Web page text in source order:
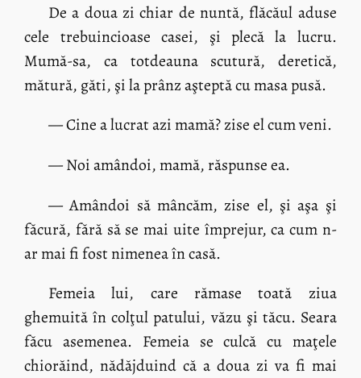
De a doua zi chiar de nuntă, flăcăul aduse
cele trebuincioase casei, şi plecă la lucru.
Mumă-sa, ca totdeauna scutură, deretică,
mătură, găti, şi la prânz aşteptă cu masa pusă.
— Cine a lucrat azi mamă? zise el cum veni.
— Noi amândoi, mamă, răspunse ea.
— Amândoi să mâncăm, zise el, şi aşa şi
făcură, fără să se mai uite împrejur, ca cum n-
ar mai fi fost nimenea în casă.
Femeia lui, care rămase toată ziua
ghemuită în colţul patului, văzu şi tăcu. Seara
făcu asemenea. Femeia se culcă cu maţele
chiorăind, nădăjduind că a doua zi va fi mai